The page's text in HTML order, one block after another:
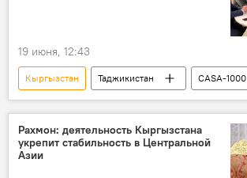
19 июня, 12:43
Кыргызстан Таджикистан
CASA-1000
Энергетика
Центральная Азия
Рахмон: деятельность Кыргызстана
укрепит стабильность в Центральной
Азии